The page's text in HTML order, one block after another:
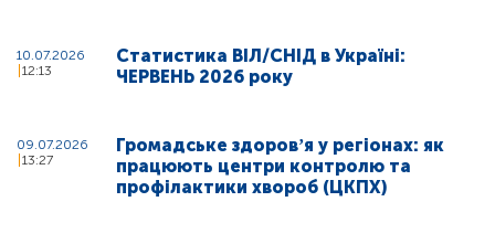
10.07.2026
12:13
Статистика ВІЛ/СНІД в Україні:
ЧЕРВЕНЬ 2026 року
09.07.2026
13:27
Громадське здоровʼя у регіонах: як
працюють центри контролю та
профілактики хвороб (ЦКПХ)